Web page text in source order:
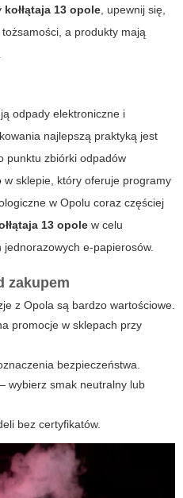
kołłątaja 13 opole, upewnij się,
a produkty mają
odpady elektroniczne i
najlepszą praktyką jest
punktu zbiórki odpadów
sklepie, który oferuje programy
w Opolu coraz częściej
13 opole w celu
e-papierosów.
zakupem
z Opola są bardzo wartościowe.
promocje w sklepach przy
bezpieczeństwa.
wybierz smak neutralny lub
bez certyfikatów.